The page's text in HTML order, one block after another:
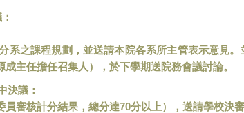
系之課程規劃，並送請本院各系所主管表示意見。
主任擔任召集人），於下學期送院務會議討論。
決議：
員審核計分結果，總分達70分以上），送請學校決審